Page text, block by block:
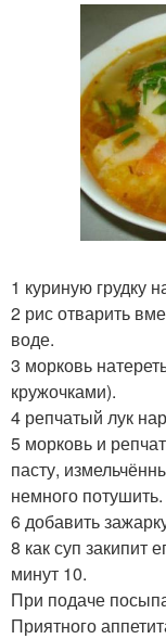
1 куриную грудку
2 рис отварить
воде.
3 морковь
кружочками).
4 репчатый лук
5 морковь и
пасту,
немного потушить.
6 добавить
8 как суп закипит
минут 10.
При подаче
Приятного